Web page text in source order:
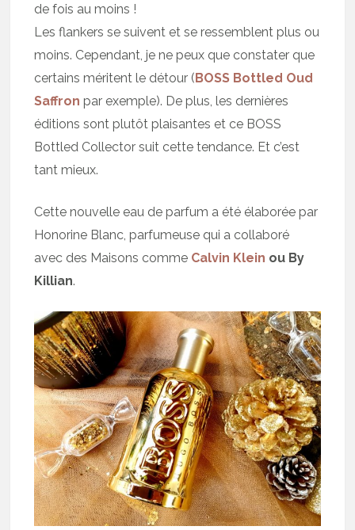
de fois au moins !
Les flankers se suivent et se ressemblent plus ou
moins. Cependant, je ne peux que constater que
certains méritent le détour ( BOSS Bottled Oud
Saffron par exemple). De plus, les dernières
éditions sont plutôt plaisantes et ce BOSS
Bottled Collector suit cette tendance. Et c’est
tant mieux.
Cette nouvelle eau de parfum a été élaborée par
Honorine Blanc, parfumeuse qui a collaboré
avec des Maisons comme Calvin Klein ou By
Killian.